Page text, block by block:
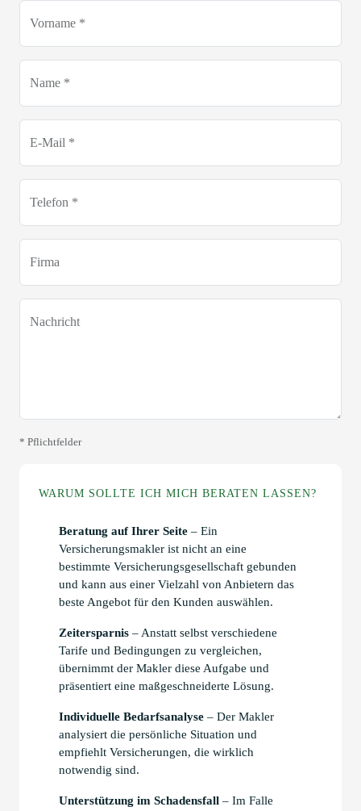
Vorname *
Name *
E-Mail *
Telefon *
Firma
Nachricht
* Pflichtfelder
WARUM SOLLTE ICH MICH BERATEN LASSEN?
Beratung auf Ihrer Seite – Ein
Versicherungsmakler ist nicht an eine
bestimmte Versicherungsgesellschaft gebunden
und kann aus einer Vielzahl von Anbietern das
beste Angebot für den Kunden auswählen.
Zeitersparnis – Anstatt selbst verschiedene
Tarife und Bedingungen zu vergleichen,
übernimmt der Makler diese Aufgabe und
präsentiert eine maßgeschneiderte Lösung.
Individuelle Bedarfsanalyse – Der Makler
analysiert die persönliche Situation und
empfiehlt Versicherungen, die wirklich
notwendig sind.
Unterstützung im Schadensfall – Im Falle